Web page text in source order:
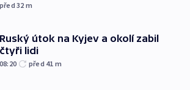
před 32 m
Ruský útok na Kyjev a okolí zabil
čtyři lidi
08:20 před 41 m